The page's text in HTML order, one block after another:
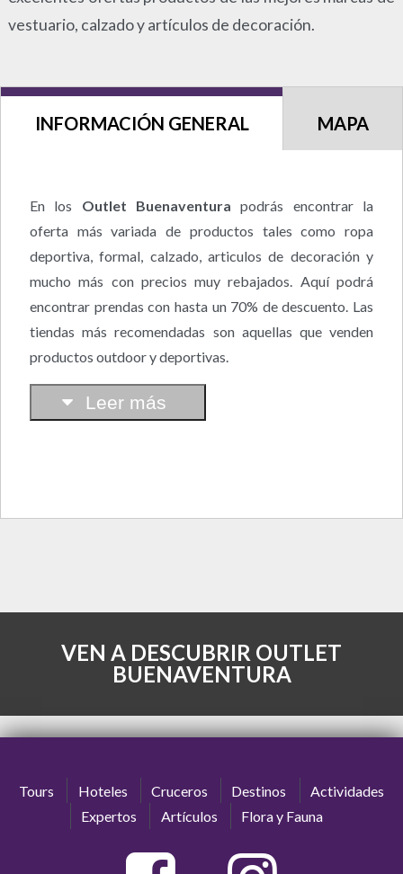
vestuario, calzado y artículos de decoración.
INFORMACIÓN GENERAL MAPA
En los Outlet Buenaventura podrás encontrar la
oferta más variada de productos tales como ropa
deportiva, formal, calzado, articulos de decoración y
mucho más con precios muy rebajados. Aquí podrá
encontrar prendas con hasta un 70% de descuento. Las
tiendas más recomendadas son aquellas que venden
productos outdoor y deportivas.
Leer más
VEN A DESCUBRIR OUTLET
BUENAVENTURA
Tours Hoteles Cruceros Destinos
Actividades
Expertos
Artículos Flora y Fauna